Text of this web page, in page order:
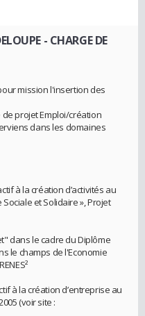
- CHARGE DE
mission l'insertion des
projet Emploi/création
dans les domaines
à la création d’activités au
et Solidaire », Projet
dans le cadre du Diplôme
le champs de l'Economie
à la création d’entreprise au
(voir site :